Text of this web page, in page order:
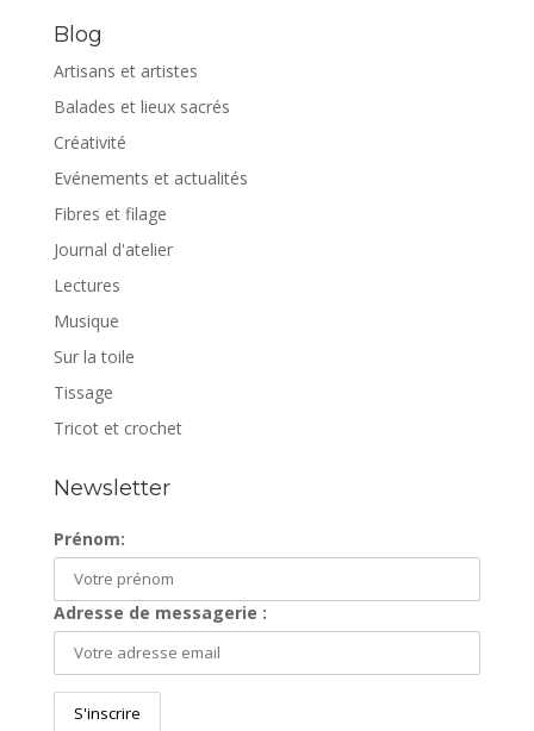
Blog
Artisans et artistes
Balades et lieux sacrés
Créativité
Evénements et actualités
Fibres et filage
Journal d'atelier
Lectures
Musique
Sur la toile
Tissage
Tricot et crochet
Newsletter
Prénom:
Adresse de messagerie :